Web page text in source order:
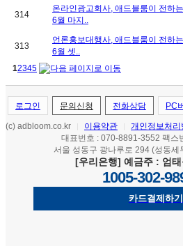
314
온라인광고회사, 애드블룸이 전하는
6월 마지..
313
언론홍보대행사, 애드블룸이 전하는
6월 셋..
12345
로그인 문의신청 전화상담 PC
(c) adbloom.co.kr 이용약관
개인정보처리
대표번호 : 070-8891-3552 팩스
서울 성동구 광나루로 294 (성동세
[우리은행] 예금주 : 엄
1005-302-
카드결제하기